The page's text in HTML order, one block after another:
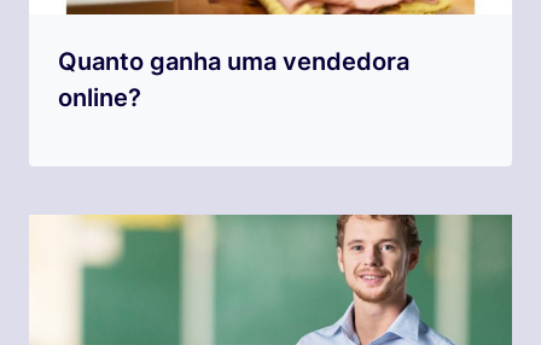
Quanto ganha uma vendedora
online?